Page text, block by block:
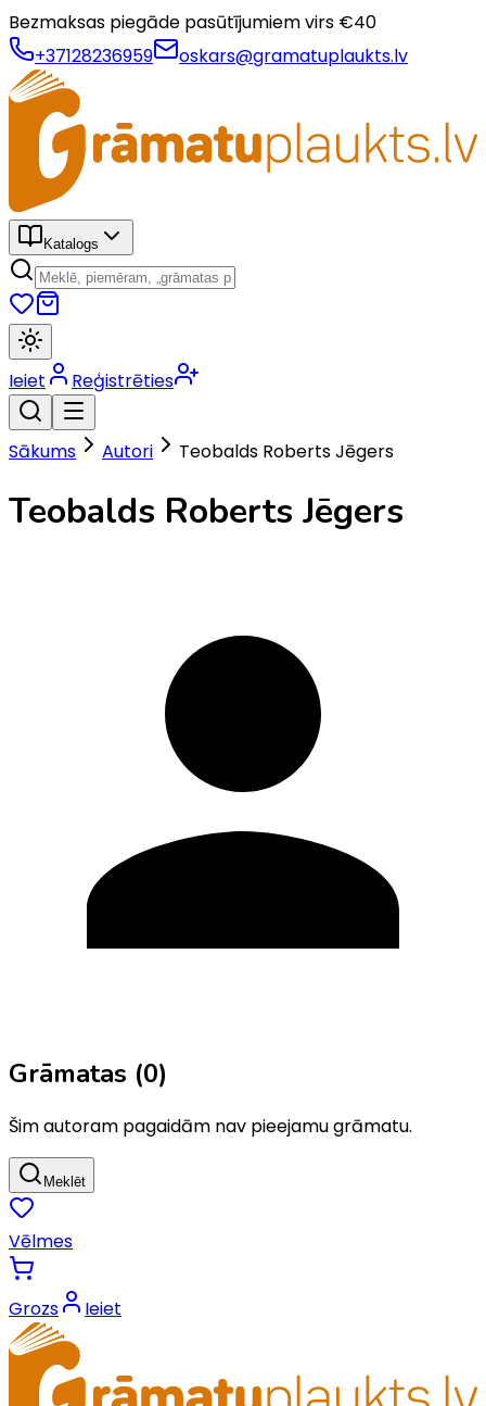
Bezmaksas piegāde pasūtījumiem virs €40
+37128236959
oskars@gramatuplaukts.lv
Katalogs
Ieiet Reģistrēties
Sākums Autori Teobalds Roberts Jēgers
Teobalds Roberts Jēgers
Grāmatas (0)
Šim autoram pagaidām nav pieejamu grāmatu.
Meklēt
Vēlmes
Grozs Ieiet